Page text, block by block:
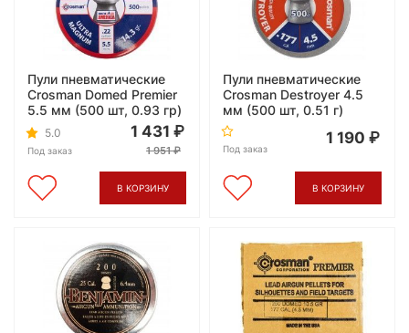
Пули пневматические
Crosman Domed Premier
5.5 мм (500 шт, 0.93 гр)
5.0
Под заказ
1 431
1 951
В КОРЗИНУ
Пули пневматические
Crosman Destroyer 4.5
мм (500 шт, 0.51 г)
Под заказ
1 190
В КОРЗИНУ